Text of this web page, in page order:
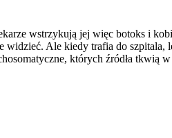
wstrzykują jej więc botoks i
widzieć. Ale kiedy trafia do
których źródła tkwią